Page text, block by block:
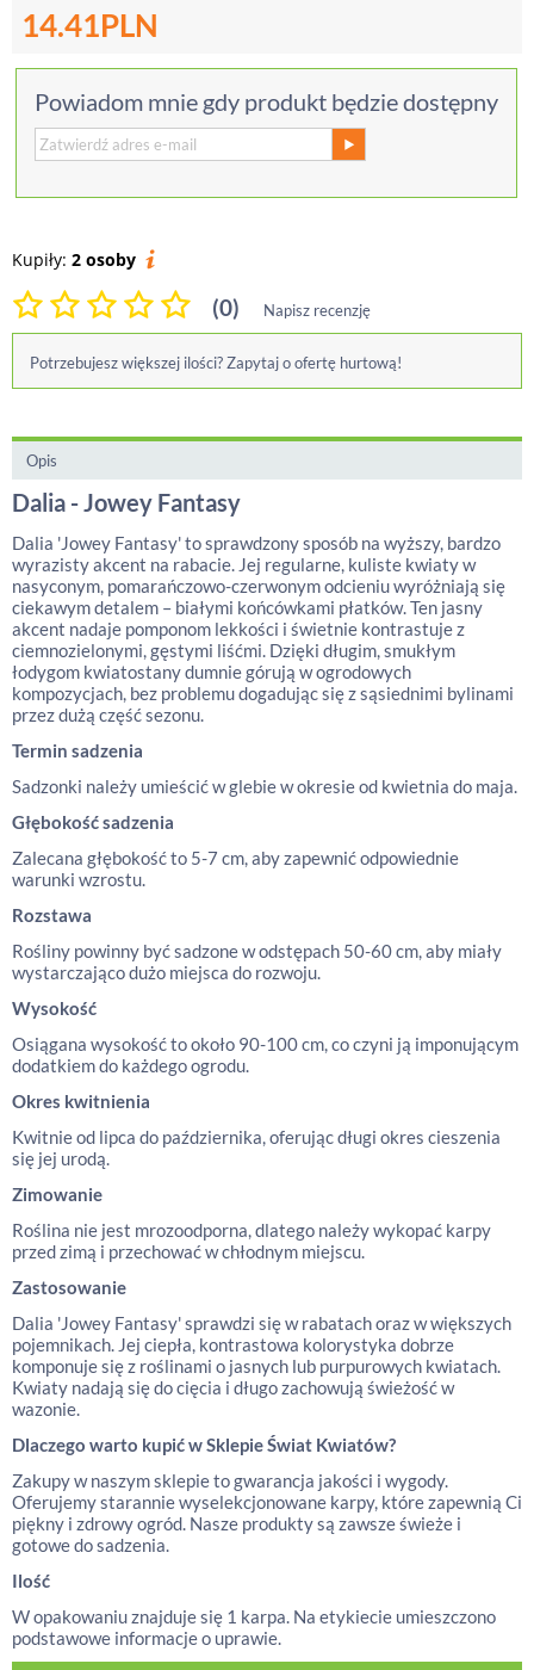
14.41PLN
Powiadom mnie gdy produkt będzie dostępny
Kupiły: 2 osoby
(0) Napisz recenzję
Potrzebujesz większej ilości? Zapytaj o ofertę hurtową!
Opis
Dalia - Jowey Fantasy
Dalia 'Jowey Fantasy' to sprawdzony sposób na wyższy, bardzo
wyrazisty akcent na rabacie. Jej regularne, kuliste kwiaty w
nasyconym, pomarańczowo-czerwonym odcieniu wyróżniają się
ciekawym detalem – białymi końcówkami płatków. Ten jasny
akcent nadaje pomponom lekkości i świetnie kontrastuje z
ciemnozielonymi, gęstymi liśćmi. Dzięki długim, smukłym
łodygom kwiatostany dumnie górują w ogrodowych
kompozycjach, bez problemu dogadując się z sąsiednimi bylinami
przez dużą część sezonu.
Termin sadzenia
Sadzonki należy umieścić w glebie w okresie od kwietnia do maja.
Głębokość sadzenia
Zalecana głębokość to 5-7 cm, aby zapewnić odpowiednie
warunki wzrostu.
Rozstawa
Rośliny powinny być sadzone w odstępach 50-60 cm, aby miały
wystarczająco dużo miejsca do rozwoju.
Wysokość
Osiągana wysokość to około 90-100 cm, co czyni ją imponującym
dodatkiem do każdego ogrodu.
Okres kwitnienia
Kwitnie od lipca do października, oferując długi okres cieszenia
się jej urodą.
Zimowanie
Roślina nie jest mrozoodporna, dlatego należy wykopać karpy
przed zimą i przechować w chłodnym miejscu.
Zastosowanie
Dalia 'Jowey Fantasy' sprawdzi się w rabatach oraz w większych
pojemnikach. Jej ciepła, kontrastowa kolorystyka dobrze
komponuje się z roślinami o jasnych lub purpurowych kwiatach.
Kwiaty nadają się do cięcia i długo zachowują świeżość w
wazonie.
Dlaczego warto kupić w Sklepie Świat Kwiatów?
Zakupy w naszym sklepie to gwarancja jakości i wygody.
Oferujemy starannie wyselekcjonowane karpy, które zapewnią Ci
piękny i zdrowy ogród. Nasze produkty są zawsze świeże i
gotowe do sadzenia.
Ilość
W opakowaniu znajduje się 1 karpa. Na etykiecie umieszczono
podstawowe informacje o uprawie.